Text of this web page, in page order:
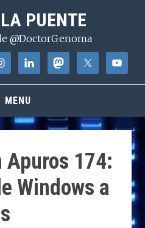
PUENTE
@DoctorGenoma
MENU
Apuros 174:
Windows a